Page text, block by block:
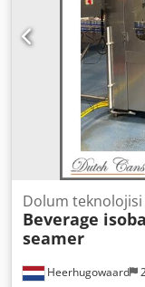
Heerhugowaard
Dolum teknolojisi
Beverage
seamer